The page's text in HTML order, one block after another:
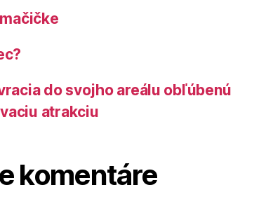
do svojho areálu obľúbenú
atrakciu
komentáre